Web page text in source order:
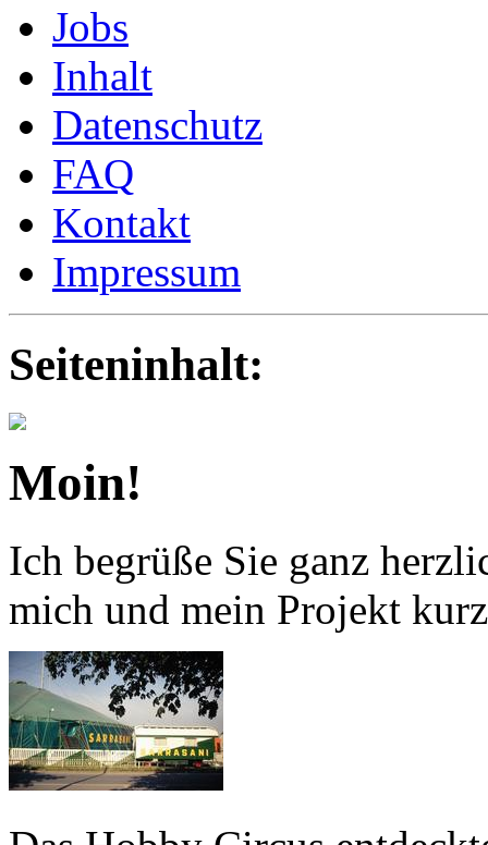
Jobs
Inhalt
Datenschutz
FAQ
Kontakt
Impressum
Seiteninhalt:
Moin!
Ich begrüße Sie ganz
mich und mein Projekt